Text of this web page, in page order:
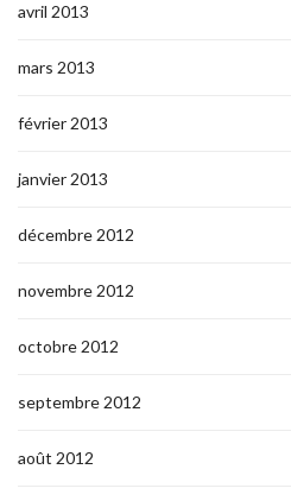
avril 2013
mars 2013
février 2013
janvier 2013
décembre 2012
novembre 2012
octobre 2012
septembre 2012
août 2012